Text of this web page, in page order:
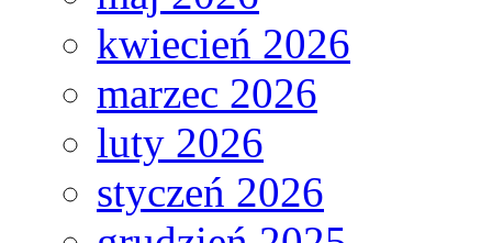
kwiecień 2026
marzec 2026
luty 2026
styczeń 2026